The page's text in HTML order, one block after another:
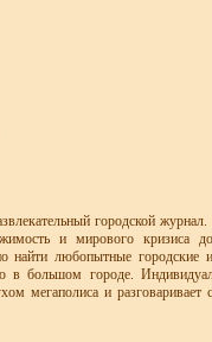
городской
и мирового кризиса
любопытные городские
в большом городе.
мегаполиса и